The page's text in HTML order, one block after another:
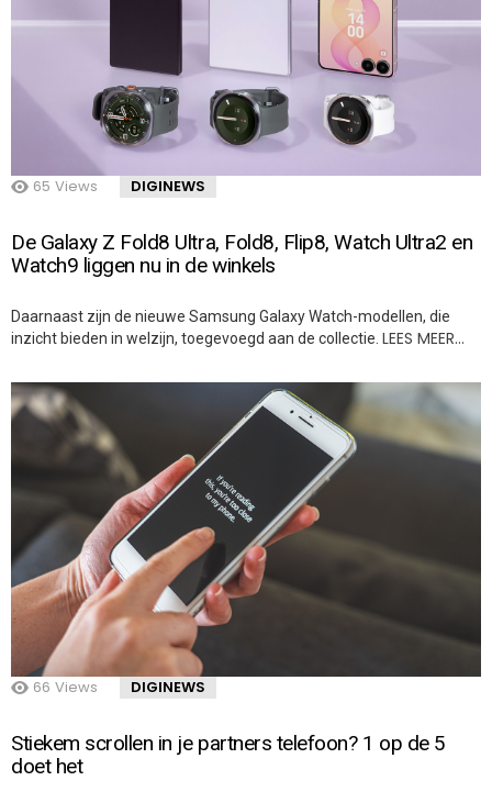
65 Views DIGINEWS
De Galaxy Z Fold8 Ultra, Fold8, Flip8, Watch Ultra2 en
Watch9 liggen nu in de winkels
Daarnaast zijn de nieuwe Samsung Galaxy Watch-modellen, die
inzicht bieden in welzijn, toegevoegd aan de collectie. LEES MEER…
66 Views DIGINEWS
Stiekem scrollen in je partners telefoon? 1 op de 5
doet het